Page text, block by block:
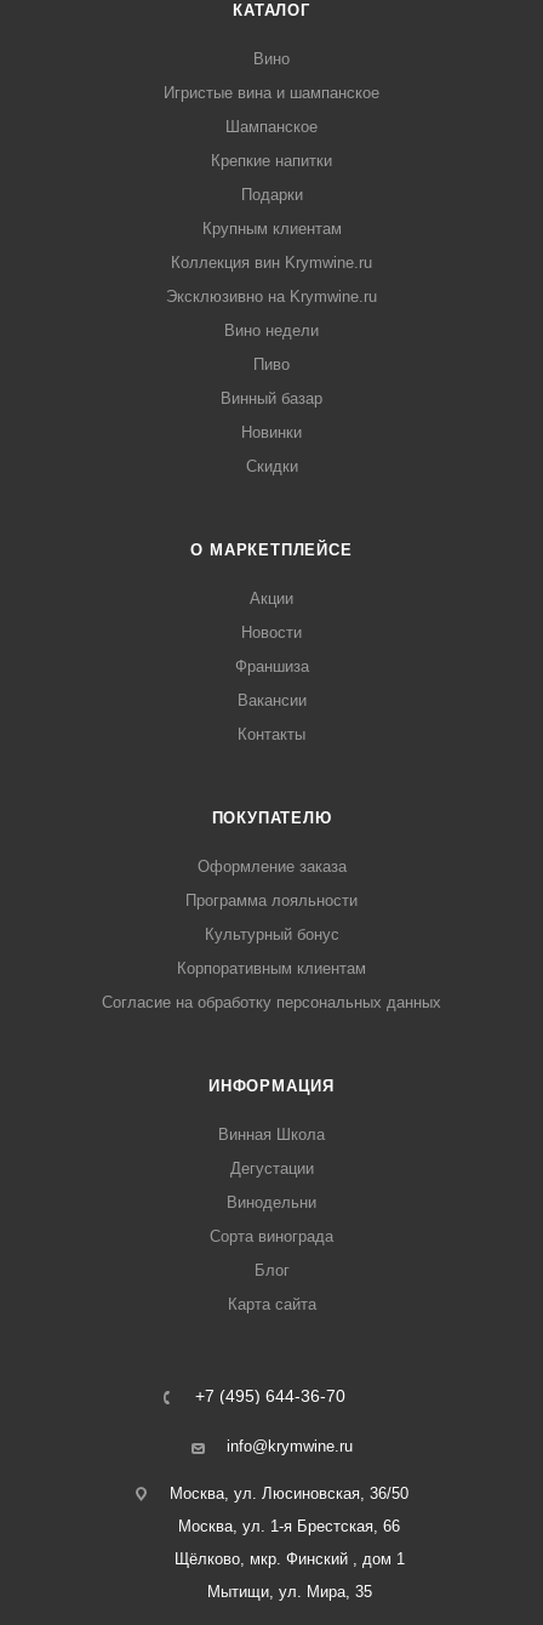
КАТАЛОГ
Вино
Игристые вина и шампанское
Шампанское
Крепкие напитки
Подарки
Крупным клиентам
Коллекция вин Krymwine.ru
Эксклюзивно на Krymwine.ru
Вино недели
Пиво
Винный базар
Новинки
Скидки
О МАРКЕТПЛЕЙСЕ
Акции
Новости
Франшиза
Вакансии
Контакты
ПОКУПАТЕЛЮ
Оформление заказа
Программа лояльности
Культурный бонус
Корпоративным клиентам
Согласие на обработку персональных данных
ИНФОРМАЦИЯ
Винная Школа
Дегустации
Винодельни
Сорта винограда
Блог
Карта сайта
+7 (495) 644-36-70
info@krymwine.ru
Москва, ул. Люсиновская, 36/50
Москва, ул. 1-я Брестская, 66
Щёлково, мкр. Финский , дом 1
Мытищи, ул. Мира, 35